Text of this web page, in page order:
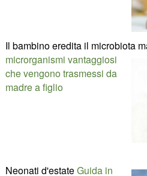
Il bambino eredita il microbiota
microrganismi vantaggiosi
che vengono trasmessi da
madre a figlio
Neonati d'estateGuida in